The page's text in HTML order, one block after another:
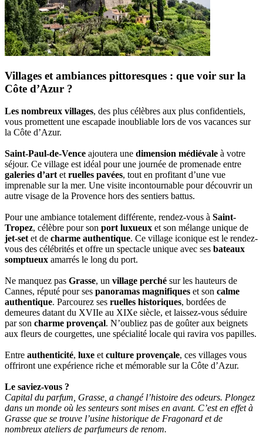
Villages et ambiances pittoresques : que voir sur la
Côte d’Azur ?
Les nombreux villages, des plus célèbres aux plus confidentiels,
vous promettent une escapade inoubliable lors de vos vacances sur
la Côte d’Azur.
Saint-Paul-de-Vence ajoutera une dimension médiévale à votre
séjour. Ce village est idéal pour une journée de promenade entre
galeries d’art et ruelles pavées, tout en profitant d’une vue
imprenable sur la mer. Une visite incontournable pour découvrir un
autre visage de la Provence hors des sentiers battus.
Pour une ambiance totalement différente, rendez-vous à Saint-
Tropez, célèbre pour son port luxueux et son mélange unique de
jet-set et de charme authentique. Ce village iconique est le rendez-
vous des célébrités et offre un spectacle unique avec ses bateaux
somptueux amarrés le long du port.
Ne manquez pas Grasse, un village perché sur les hauteurs de
Cannes, réputé pour ses panoramas magnifiques et son calme
authentique. Parcourez ses ruelles historiques, bordées de
demeures datant du XVIIe au XIXe siècle, et laissez-vous séduire
par son charme provençal. N’oubliez pas de goûter aux beignets
aux fleurs de courgettes, une spécialité locale qui ravira vos papilles.
Entre authenticité, luxe et culture provençale, ces villages vous
offriront une expérience riche et mémorable sur la Côte d’Azur.
Le saviez-vous ?
Capital du parfum, Grasse, a changé l’histoire des odeurs. Plongez
dans un monde où les senteurs sont mises en avant. C’est en effet à
Grasse que se trouve l’usine historique de Fragonard et de
nombreux ateliers de parfumeurs de renom.